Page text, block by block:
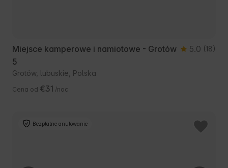
Miejsce kamperowe i namiotowe - Grotów
5
5.0 (18)
Grotów, lubuskie, Polska
Cena od €31 /noc
Bezpłatne anulowanie